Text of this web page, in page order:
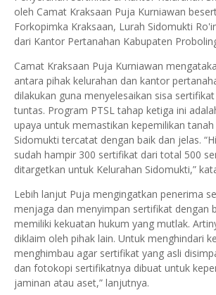
oleh Camat Kraksaan Puja Kurniawan
Forkopimka Kraksaan, Lurah Sidomukti
dari Kantor Pertanahan Kabupaten
Camat Kraksaan Puja Kurniawan
antara pihak kelurahan dan kantor
dilakukan guna menyelesaikan sisa
tuntas. Program PTSL tahap ketiga ini
upaya untuk memastikan kepemilikan tanah
Sidomukti tercatat dengan baik dan jelas.
sudah hampir 300 sertifikat dari total 500
ditargetkan untuk Kelurahan Sidomukti,”
Lebih lanjut Puja mengingatkan penerima
menjaga dan menyimpan sertifikat dengan
memiliki kekuatan hukum yang mutlak.
diklaim oleh pihak lain. Untuk menghindari
menghimbau agar sertifikat yang asli
dan fotokopi sertifikatnya dibuat untuk
jaminan atau aset,” lanjutnya.